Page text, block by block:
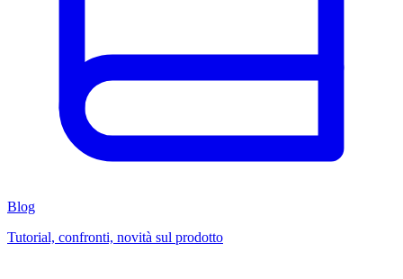
Blog
Tutorial, confronti, novità sul prodotto